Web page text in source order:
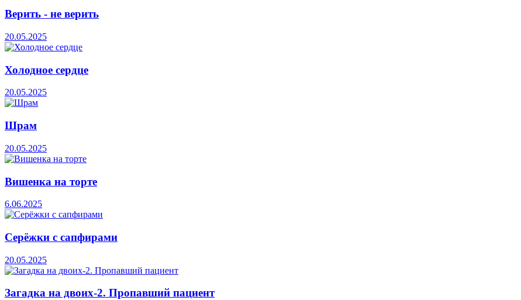
Верить - не верить
20.05.2025
Холодное сердце
20.05.2025
Шрам
20.05.2025
Вишенка на торте
6.06.2025
Серёжки с сапфирами
20.05.2025
Загадка на двоих-2. Пропавший пациент